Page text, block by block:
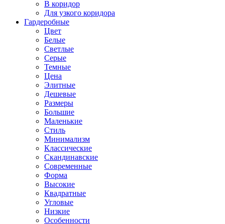
В коридор
Для узкого коридора
Гардеробные
Цвет
Белые
Светлые
Серые
Темные
Цена
Элитные
Дешевые
Размеры
Большие
Маленькие
Стиль
Минимализм
Классические
Скандинавские
Современные
Форма
Высокие
Квадратные
Угловые
Низкие
Особенности